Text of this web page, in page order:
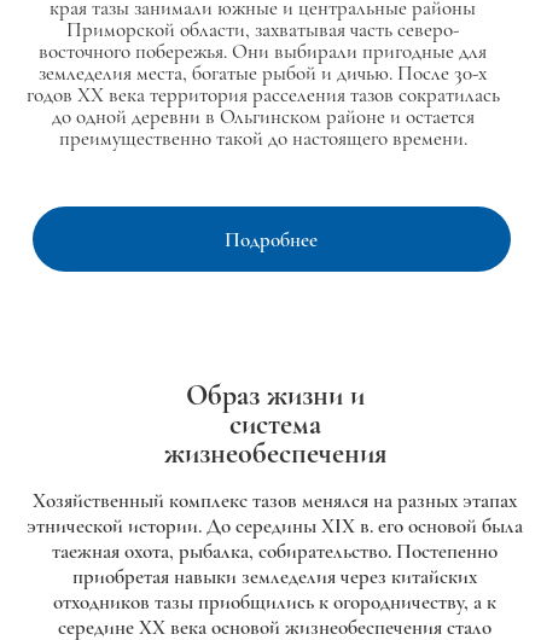
края тазы занимали южные и центральные районы
Приморской области, захватывая часть северо-
восточного побережья. Они выбирали пригодные для
земледелия места, богатые рыбой и дичью. После 30-х
годов XX века территория расселения тазов сократилась
до одной деревни в Ольгинском районе и остается
преимущественно такой до настоящего времени.
Подробнее
Образ жизни и
система
жизнеобеспечения
Хозяйственный комплекс тазов менялся на разных этапах
этнической истории. До середины XIX в. его основой была
таежная охота, рыбалка, собирательство. Постепенно
приобретая навыки земледелия через китайских
отходников тазы приобщились к огородничеству, а к
середине XX века основой жизнеобеспечения стало